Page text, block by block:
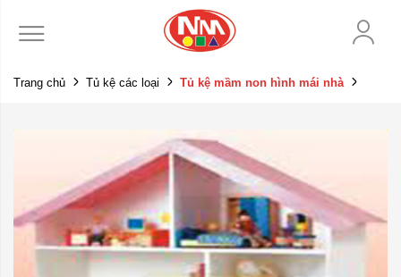
Trang chủ Tủ kệ các loại Tủ kệ mầm non hình mái nhà